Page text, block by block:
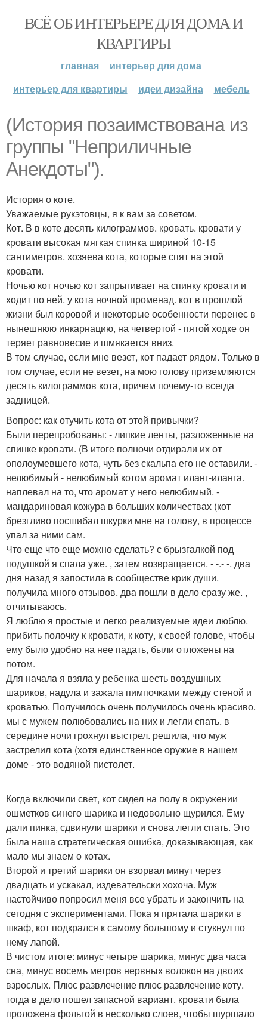
ВСЁ ОБ ИНТЕРЬЕРЕ ДЛЯ ДОМА И
КВАРТИРЫ
главная
интерьер для дома
интерьер для квартиры
идеи дизайна мебель
(История позаимствована из
группы "Неприличные
Анекдоты").
История о коте.
Уважаемые рукэтовцы, я к вам за советом.
Кот. В в коте десять килограммов. кровать. кровати у
кровати высокая мягкая спинка шириной 10-15
сантиметров. хозяева кота, которые спят на этой
кровати.
Ночью кот ночью кот запрыгивает на спинку кровати и
ходит по ней. у кота ночной променад. кот в прошлой
жизни был коровой и некоторые особенности перенес в
нынешнюю инкарнацию, на четвертой - пятой ходке он
теряет равновесие и шмякается вниз.
В том случае, если мне везет, кот падает рядом. Только в
том случае, если не везет, на мою голову приземляются
десять килограммов кота, причем почему-то всегда
задницей.
Вопрос: как отучить кота от этой привычки?
Были перепробованы: - липкие ленты, разложенные на
спинке кровати. (В итоге полночи отдирали их от
ополоумевшего кота, чуть без скальпа его не оставили. -
нелюбимый - нелюбимый котом аромат иланг-иланга.
наплевал на то, что аромат у него нелюбимый. -
мандариновая кожура в больших количествах (кот
брезгливо посшибал шкурки мне на голову, в процессе
упал за ними сам.
Что еще что еще можно сделать? с брызгалкой под
подушкой я спала уже. , затем возвращается. - -.- -. два
дня назад я запостила в сообществе крик души.
получила много отзывов. два пошли в дело сразу же. ,
отчитываюсь.
Я люблю я простые и легко реализуемые идеи люблю.
прибить полочку к кровати, к коту, к своей голове, чтобы
ему было удобно на нее падать, были отложены на
потом.
Для начала я взяла у ребенка шесть воздушных
шариков, надула и зажала пимпочками между стеной и
кроватью. Получилось очень получилось очень красиво.
мы с мужем полюбовались на них и легли спать. в
середине ночи грохнул выстрел. решила, что муж
застрелил кота (хотя единственное оружие в нашем
доме - это водяной пистолет.
Когда включили свет, кот сидел на полу в окружении
ошметков синего шарика и недовольно щурился. Ему
дали пинка, сдвинули шарики и снова легли спать. Это
была наша стратегическая ошибка, доказывающая, как
мало мы знаем о котах.
Второй и третий шарики он взорвал минут через
двадцать и ускакал, издевательски хохоча. Муж
настойчиво попросил меня все убрать и закончить на
сегодня с экспериментами. Пока я прятала шарики в
шкаф, кот подкрался к самому большому и стукнул по
нему лапой.
В чистом итоге: минус четыре шарика, минус два часа
сна, минус восемь метров нервных волокон на двоих
взрослых. Плюс развлечение плюс развлечение коту.
тогда в дело пошел запасной вариант. кровати была
проложена фольгой в несколько слоев, чтобы шуршало